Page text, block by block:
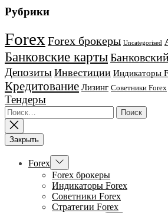
Рубрики
Forex Forex брокеры Uncategorised
Банковские карты
Депозиты Инвестиции Индикаторы
Кредитование Лизинг Советники Forex
Тендеры
Найти:
Закрыть
Forex Показывать
подменю
Forex брокеры
Индикаторы Forex
Советники Forex
Стратегии Forex